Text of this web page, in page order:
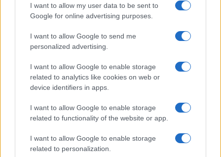
I want to allow my user data to be sent to
Google for online advertising purposes.
I want to allow Google to send me
personalized advertising.
I want to allow Google to enable storage
related to analytics like cookies on web or
device identifiers in apps.
I want to allow Google to enable storage
related to functionality of the website or app.
I want to allow Google to enable storage
related to personalization.
Ripensare le tecnologie umanitarie oltre i criteri dei
Martina Marchesi · 10 Lug 2026
B2B NEWS